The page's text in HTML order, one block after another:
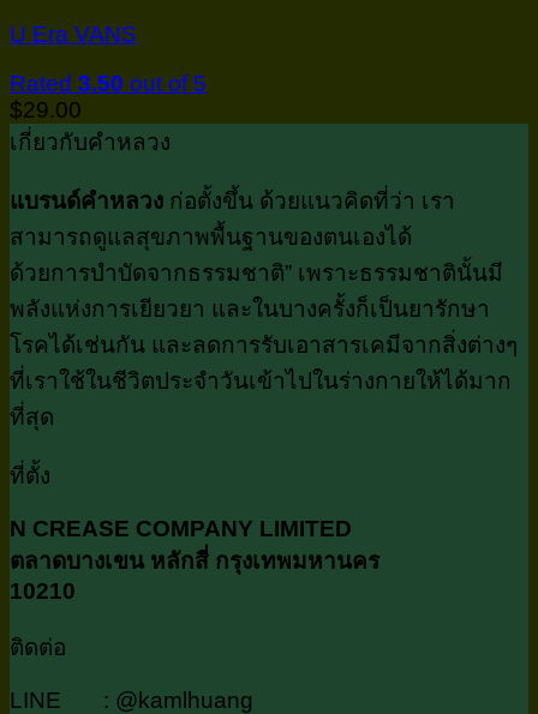
U Era VANS
Rated 3.50 out of 5
$29.00
เกี่ยวกับคำหลวง
แบรนด์คำหลวง ก่อตั้งขึ้น ด้วยแนวคิดที่ว่า เรา
สามารถดูแลสุขภาพพื้นฐานของตนเองได้
ด้วยการบำบัดจากธรรมชาติ” เพราะธรรมชาตินั้นมี
พลังแห่งการเยียวยา และในบางครั้งก็เป็นยารักษา
โรคได้เช่นกัน และลดการรับเอาสารเคมีจากสิ่งต่างๆ
ที่เราใช้ในชีวิตประจำวันเข้าไปในร่างกายให้ได้มาก
ที่สุด
ที่ตั้ง
N CREASE COMPANY LIMITED
ตลาดบางเขน หลักสี่ กรุงเทพมหานคร
10210
ติดต่อ
LINE : @kamlhuang